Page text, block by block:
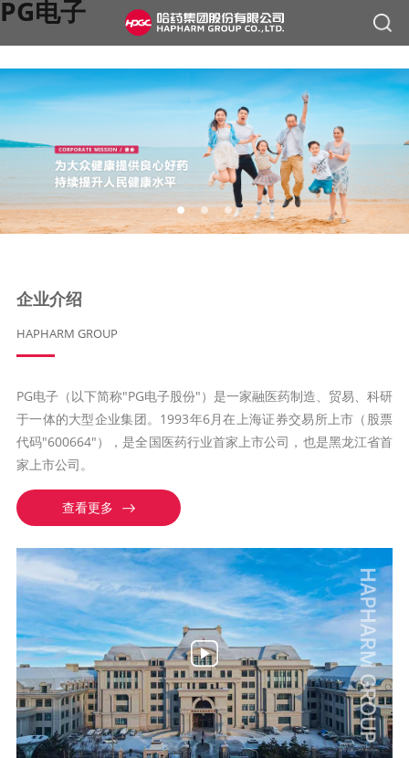
PG电子
企业介绍
HAPHARM GROUP
PG电子（以下简称"PG电子股份"）是一家融医药制造、贸易、科研
于一体的大型企业集团。1993年6月在上海证券交易所上市（股票
代码"600664"），是全国医药行业首家上市公司，也是黑龙江省首
家上市公司。
查看更多